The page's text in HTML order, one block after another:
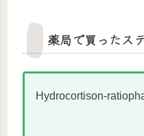
薬局で買ったス
Hydrocortison-